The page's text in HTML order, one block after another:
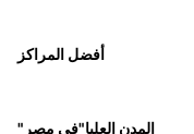
أفضل المراكز
"المدن العليا"في مصر